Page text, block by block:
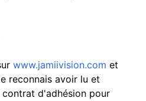
www.jamiivision.com et
reconnais avoir lu et
d'adhésion pour